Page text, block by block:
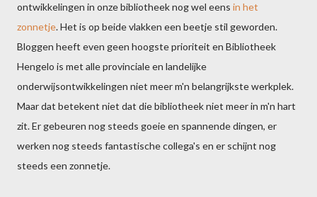
ontwikkelingen in onze bibliotheek nog wel eens in het
zonnetje. Het is op beide vlakken een beetje stil geworden.
Bloggen heeft even geen hoogste prioriteit en Bibliotheek
Hengelo is met alle provinciale en landelijke
onderwijsontwikkelingen niet meer m'n belangrijkste werkplek.
Maar dat betekent niet dat die bibliotheek niet meer in m'n hart
zit. Er gebeuren nog steeds goeie en spannende dingen, er
werken nog steeds fantastische collega's en er schijnt nog
steeds een zonnetje.